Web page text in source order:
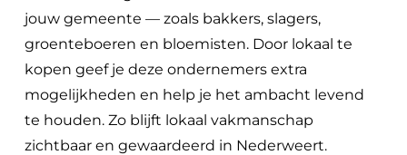
jouw gemeente — zoals bakkers, slagers,
groenteboeren en bloemisten. Door lokaal te
kopen geef je deze ondernemers extra
mogelijkheden en help je het ambacht levend
te houden. Zo blijft lokaal vakmanschap
zichtbaar en gewaardeerd in Nederweert.